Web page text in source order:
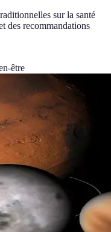
sur la santé
des recommandations
être